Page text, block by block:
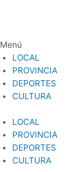
Menú
LOCAL
PROVINCIA
DEPORTES
CULTURA
LOCAL
PROVINCIA
DEPORTES
CULTURA